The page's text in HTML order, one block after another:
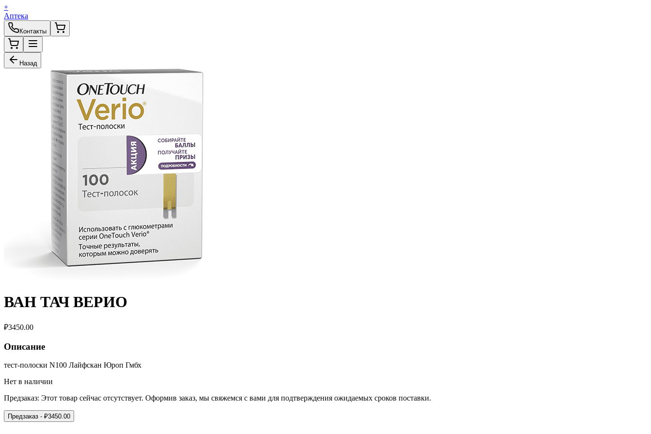
+
Аптека
Контакты
Назад
ВАН ТАЧ ВЕРИО
₽3450.00
Описание
тест-полоски N100 Лайфскан Юроп Гмбх
Нет в наличии
Предзаказ: Этот товар сейчас отсутствует. Оформив заказ, мы свяжемся с вами для подтверждения ожидаемых сроков поставки.
Предзаказ - ₽3450.00